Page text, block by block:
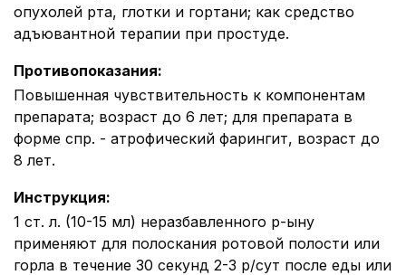
опухолей рта, глотки и гортани; как средство
адъювантной терапии при простуде.
Противопоказания:
Повышенная чувствительность к компонентам
препарата; возраст до 6 лет; для препарата в
форме спр. - атрофический фарингит, возраст до
8 лет.
Инструкция:
1 ст. л. (10-15 мл) неразбавленного р-ыну
применяют для полоскания ротовой полости или
горла в течение 30 секунд 2-3 р/сут после еды или